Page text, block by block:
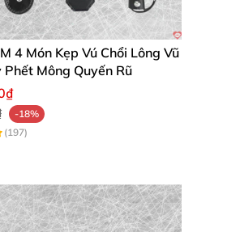
ánh nắng trực tiếpđể
4 Món Kẹp Vú Chổi Lông Vũ
Phết Mông Quyến Rũ
-18%
(197)